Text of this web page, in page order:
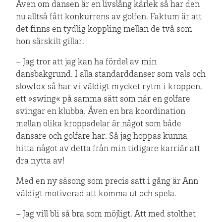
Även om dansen är en livslång kärlek så har den
nu alltså fått konkurrens av golfen. Faktum är att
det finns en tydlig koppling mellan de två som
hon särskilt gillar.
– Jag tror att jag kan ha fördel av min
dansbakgrund. I alla standarddanser som vals och
slowfox så har vi väldigt mycket rytm i kroppen,
ett »swing« på samma sätt som när en golfare
svingar en klubba. Även en bra koordination
mellan olika kroppsdelar är något som både
dansare och golfare har. Så jag hoppas kunna
hitta något av detta från min tidigare karriär att
dra nytta av!
Med en ny säsong som precis satt i gång är Ann
väldigt motiverad att komma ut och spela.
– Jag vill bli så bra som möjligt. Att med stolthet